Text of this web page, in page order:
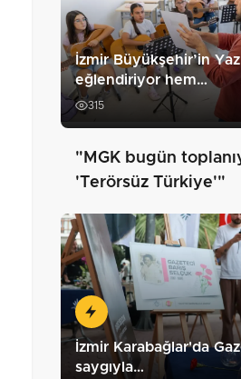
İzmir Büyükşehir’in
eğlendiriyor hem…
315
"MGK bugün
'Terörsüz Türkiye'"
İzmir Karabağlar'da
saygıyla…